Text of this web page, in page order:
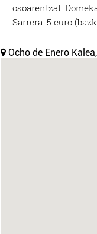
osoarentzat.
Sarrera: 5 euro
Ocho de Enero